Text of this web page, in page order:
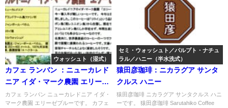
ウォッシュト（湿式）
カフェ ランバン ：ニューカレド
ニア イダ・マーク農園 エリーゼ
ブルー
カフェ ランバン ニューカレドニア イダ・
マーク農園 エリーゼブルーです。 カフェ
セミ・ウォッシュト／パルプト・ナチュ
ラル／ハニー（半水洗式）
猿田彦珈琲：ニカラグア サンタ
クルス ハニー
猿田彦珈琲 ニカラグア サンタクルス ハニ
ーです。 猿田彦珈琲 Sarutahiko Coffee